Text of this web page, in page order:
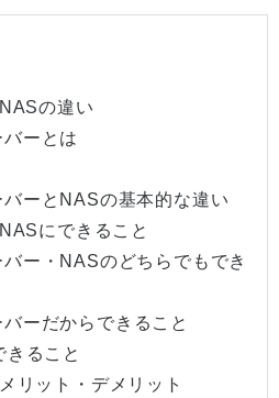
の違い
ーとは
ーとNASの基本的な違い
にできること
ー・NASのどちらでもでき
ーだからできること
ること
リット・デメリット